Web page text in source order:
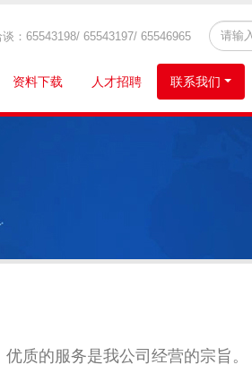
：65543198/ 65543197/ 65546965
资料下载 人才招聘 联系我们
质的服务是我公司经营的宗旨。